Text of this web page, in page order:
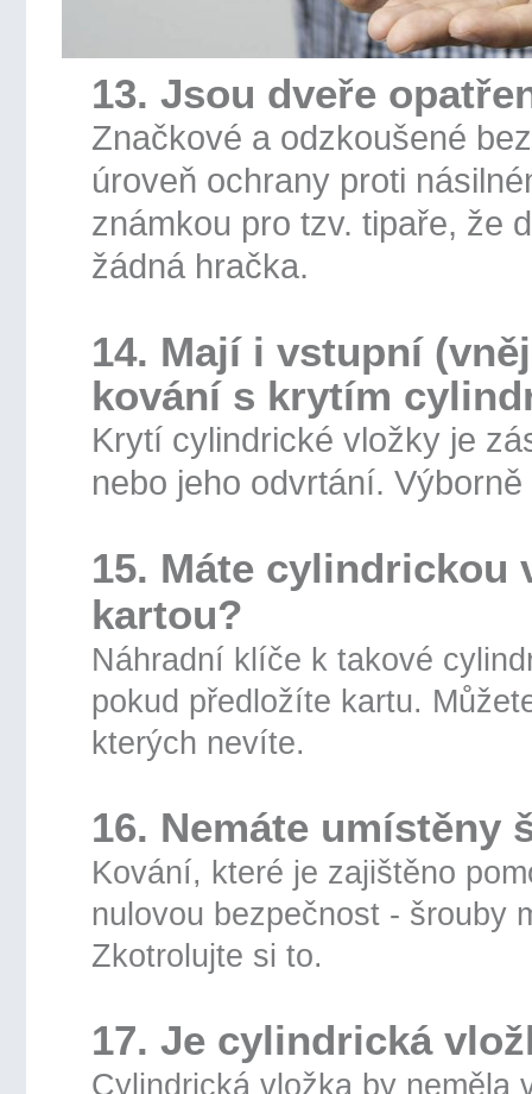
13. Jsou dveře
Značkové a odzkoušené
úroveň ochrany proti
známkou pro tzv. tipaře, že
žádná hračka.
14. Mají i vstupní
kování s krytím
Krytí cylindrické vložky je
nebo jeho odvrtání.
15. Máte cylindrickou
kartou?
Náhradní klíče k takové
pokud předložíte kartu.
kterých nevíte.
16. Nemáte
Kování, které je zajištěno
nulovou bezpečnost - šrouby
Zkotrolujte si to.
17. Je cylindrická
Cylindrická vložka by